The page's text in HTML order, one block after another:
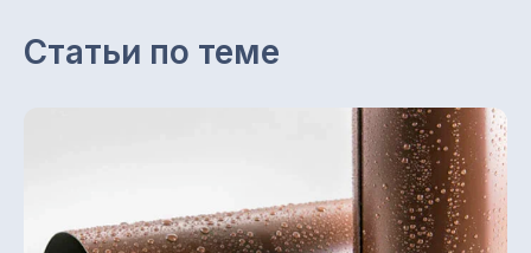
Статьи по теме
ОГРН 1151690056957
Фальцевая кровля